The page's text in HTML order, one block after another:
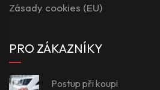
Zásady cookies (EU)
PRO ZÁKAZNÍKY
Postup při koupi